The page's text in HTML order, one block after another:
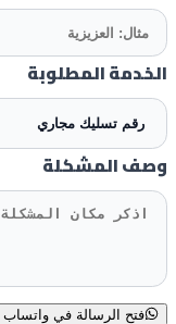
المطلوبة
المشكلة
فتح الرسالة في واتساب